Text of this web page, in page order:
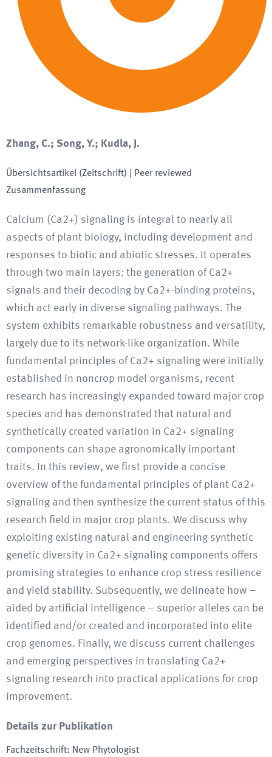
Zhang, C.; Song, Y.; Kudla, J.
Übersichtsartikel (Zeitschrift) | Peer reviewed
Zusammenfassung
Calcium (Ca2+) signaling is integral to nearly all
aspects of plant biology, including development and
responses to biotic and abiotic stresses. It operates
through two main layers: the generation of Ca2+
signals and their decoding by Ca2+-binding proteins,
which act early in diverse signaling pathways. The
system exhibits remarkable robustness and versatility,
largely due to its network-like organization. While
fundamental principles of Ca2+ signaling were initially
established in noncrop model organisms, recent
research has increasingly expanded toward major crop
species and has demonstrated that natural and
synthetically created variation in Ca2+ signaling
components can shape agronomically important
traits. In this review, we first provide a concise
overview of the fundamental principles of plant Ca2+
signaling and then synthesize the current status of this
research field in major crop plants. We discuss why
exploiting existing natural and engineering synthetic
genetic diversity in Ca2+ signaling components offers
promising strategies to enhance crop stress resilience
and yield stability. Subsequently, we delineate how –
aided by artificial intelligence – superior alleles can be
identified and/or created and incorporated into elite
crop genomes. Finally, we discuss current challenges
and emerging perspectives in translating Ca2+
signaling research into practical applications for crop
improvement.
Details zur Publikation
Fachzeitschrift: New Phytologist